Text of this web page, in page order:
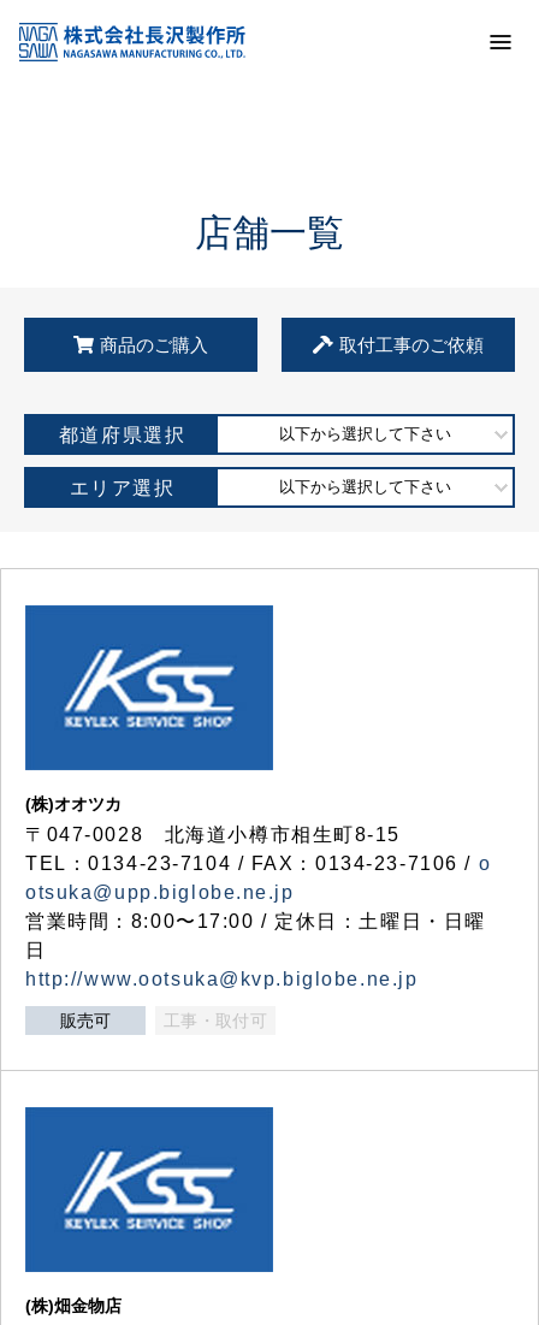
KSS加盟店・取扱店情報
店舗一覧
店舗一覧
商品のご購入 取付工事のご依頼
都道府県選択 以下から選択して下さい
エリア選択 以下から選択して下さい
(株)オオツカ
〒047-0028 北海道小樽市相生町8-15
TEL：0134-23-7104 / FAX：0134-23-7106 / o
otsuka@upp.biglobe.ne.jp
営業時間：8:00〜17:00 / 定休日：土曜日・日曜
日
http://www.ootsuka@kvp.biglobe.ne.jp
販売可 工事・取付可
(株)畑金物店